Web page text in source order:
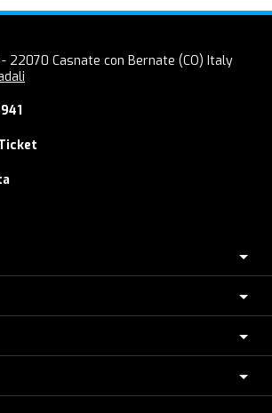
22070 Casnate con Bernate (CO) Italy
Bike